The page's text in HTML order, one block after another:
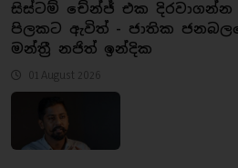
සිස්ටම් චේන්ජ් එක
පිලකට ඇවිත් - ජාතික
මන්ත්‍රී නජිත් ඉන්දික
01 August 2026